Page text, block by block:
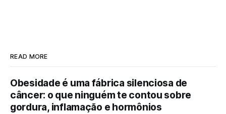
READ MORE
Obesidade é uma fábrica silenciosa de
câncer: o que ninguém te contou sobre
gordura, inflamação e hormônios